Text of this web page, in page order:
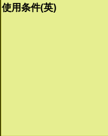
使用条件(英)